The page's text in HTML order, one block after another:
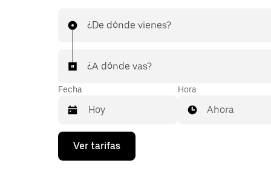
¿De dónde vienes?
¿A dónde vas?
Fecha
Presiona
flecha
Hora
Ahora
Ver tarifas